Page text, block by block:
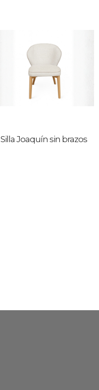
Silla Joaquín sin brazos